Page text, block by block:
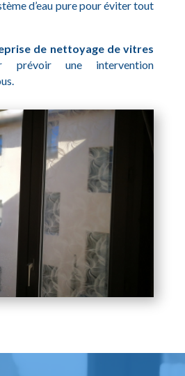
d’eau pure pour éviter tout
de nettoyage de vitres
prévoir une intervention